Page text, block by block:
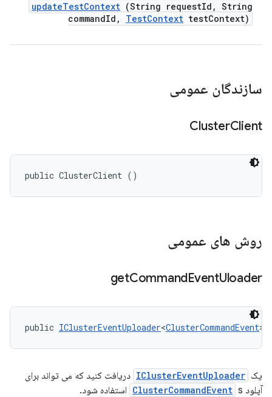
updateTestContext (String requestId , String
commandId , TestContext testContext)
سازندگان عمومی
ClusterClient
public ClusterClient ()
روش های عمومی
getCommandEventUloader
public IClusterEventUploader<ClusterCommandEvent>
یک IClusterEventUploader دریافت کنید که می تواند برای
آپلود
ClusterCommandEvent s استفاده شود.